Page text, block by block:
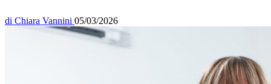
di Chiara Vannini 05/03/2026